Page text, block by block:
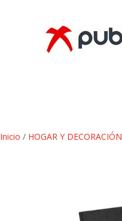
Inicio / HOGAR Y DECORACIÓN